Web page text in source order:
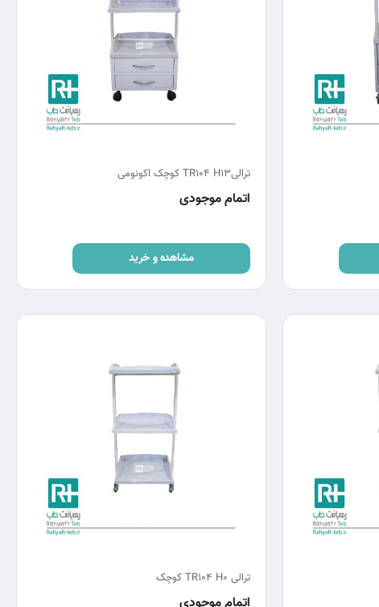
ترالیTR104 H13 کوچک اکونومی
اتمام موجودی
مشاهده و خرید
ترالی TR104 H0 کوچک